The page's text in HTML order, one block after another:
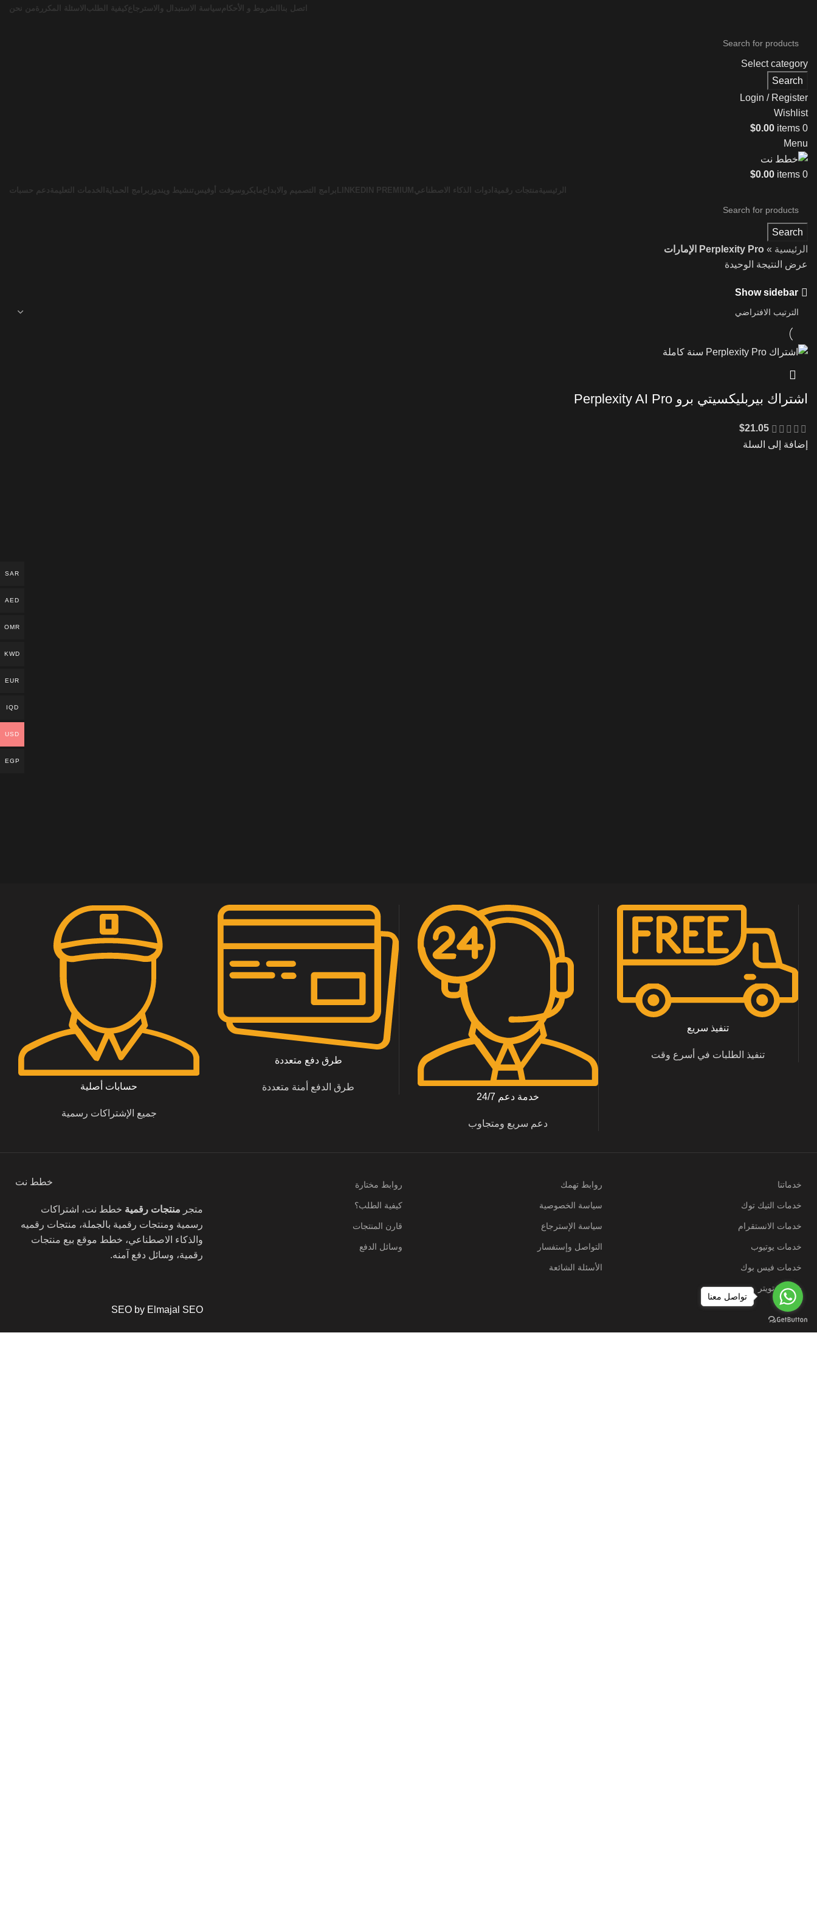
اتصل بنا الشروط و الأحكامسياسة الاستبدال والاسترجاعكيفية الطلب الاسئلة المكررةمن نحن
Select category
Search
Login / Register
Wishlist
0
items
$0.00
Menu
0
items
$0.00
الرئيسية منتجات رقمية ادوات الذكاء الاصطناعي LINKEDIN PREMIUM برامج التصميم والابداعمايكروسوفت أوفيستنشيط ويندوز برامج الحماية الخدمات التعليمة دعم حسبات
Search
الرئيسية » Perplexity Pro الإمارات
عرض النتيجة الوحيدة
Show sidebar
اشتراك بيربليكسيتي برو Perplexity AI Pro
$21.05
إضافة إلى السلة
تنفيذ سريع
تنفيذ الطلبات في أسرع وقت
خدمة دعم 24/7
دعم سريع ومتجاوب
طرق دفع متعددة
طرق الدفع أمنة متعددة حسابات أصلية
جميع الإشتراكات رسمية
خدماتنا
خدمات التيك توك
خدمات الانستقرام
خدمات يوتيوب
خدمات فيس بوك
خدمات تويتر
روابط تهمك
سياسة الخصوصية
سياسة الإسترجاع
التواصل وإستفسار
الأسئلة الشائعة
روابط مختارة
كيفية الطلب؟
قارن المنتجات
وسائل الدفع
خطط نت
متجر منتجات رقمية خطط نت، اشتراكات
رسمية ومنتجات رقمية بالجملة، منتجات رقميه
والذكاء الاصطناعي، خطط موقع بيع منتجات
رقمية، وسائل دفع آمنه.
SEO by Elmajal SEO
SAR
AED
OMR
KWD
EUR
IQD
USD
EGP
تواصل معنا